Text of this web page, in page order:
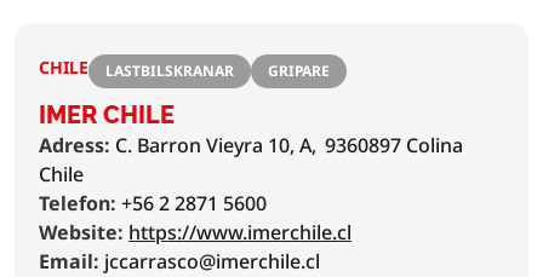
CHILE LASTBILSKRANAR GRIPARE
IMER CHILE
Adress: C. Barron Vieyra 10, A, 9360897 Colina
Chile
Telefon: +56 2 2871 5600
Website: https://www.imerchile.cl
Email: jccarrasco@imerchile.cl